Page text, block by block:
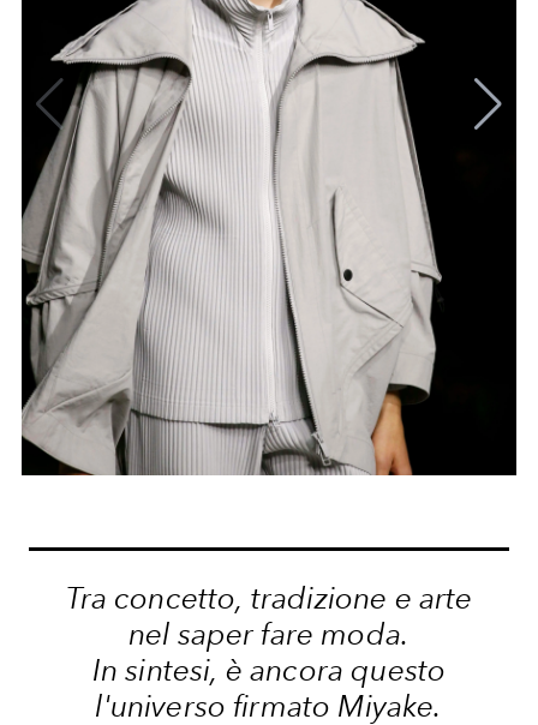
Tra concetto, tradizione e arte
nel saper fare moda.
In sintesi, è ancora questo
l'universo firmato Miyake.